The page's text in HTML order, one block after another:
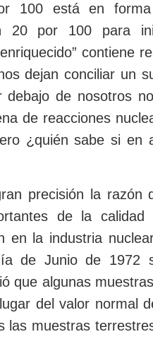
100 está en
20 por 100 para
contiene
dejan conciliar un
debajo de nosotros
de reacciones
¿quién sabe si
precisión la
de la
en la industria
de Junio de 1972
que algunas
del valor normal
las muestras